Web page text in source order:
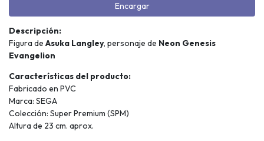
Encargar
Descripción:
Figura de Asuka Langley, personaje de Neon Genesis
Evangelion
Características del producto:
Fabricado en PVC
Marca: SEGA
Colección: Super Premium (SPM)
Altura de 23 cm. aprox.